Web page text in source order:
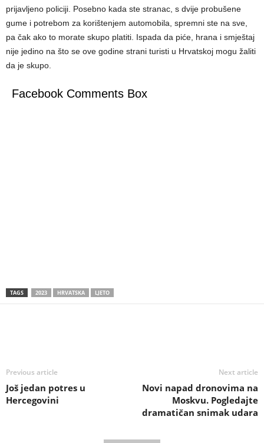
prijavljeno policiji. Posebno kada ste stranac, s dvije probušene
gume i potrebom za korištenjem automobila, spremni ste na sve,
pa čak ako to morate skupo platiti. Ispada da piće, hrana i smještaj
nije jedino na što se ove godine strani turisti u Hrvatskoj mogu žaliti
da je skupo.
Facebook Comments Box
TAGS 2023 HRVATSKA LJETO
Previous article
Još jedan potres u
Hercegovini
Next article
Novi napad dronovima na
Moskvu. Pogledajte
dramatičan snimak udara